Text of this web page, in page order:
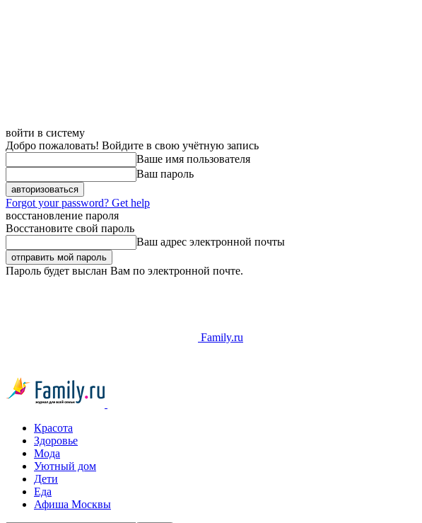
войти в систему
Добро пожаловать! Войдите в свою учётную запись
Ваше имя пользователя
Ваш пароль
Forgot your password? Get help
восстановление пароля
Восстановите свой пароль
Ваш адрес электронной почты
Пароль будет выслан Вам по электронной почте.
Family.ru
Красота
Здоровье
Мода
Уютный дом
Дети
Еда
Афиша Москвы